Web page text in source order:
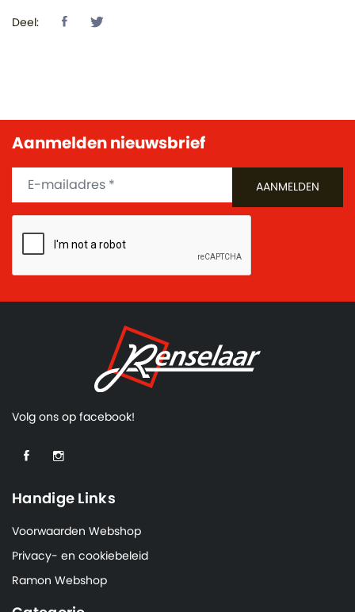
Deel:
Aanmelden nieuwsbrief
Volg ons op facebook!
Handige Links
Voorwaarden Webshop
Privacy- en cookiebeleid
Ramon Webshop